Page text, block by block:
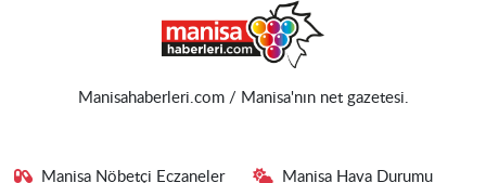
Manisahaberleri.com / Manisa'nın net gazetesi.
Manisa Nöbetçi Eczaneler Manisa Hava Durumu